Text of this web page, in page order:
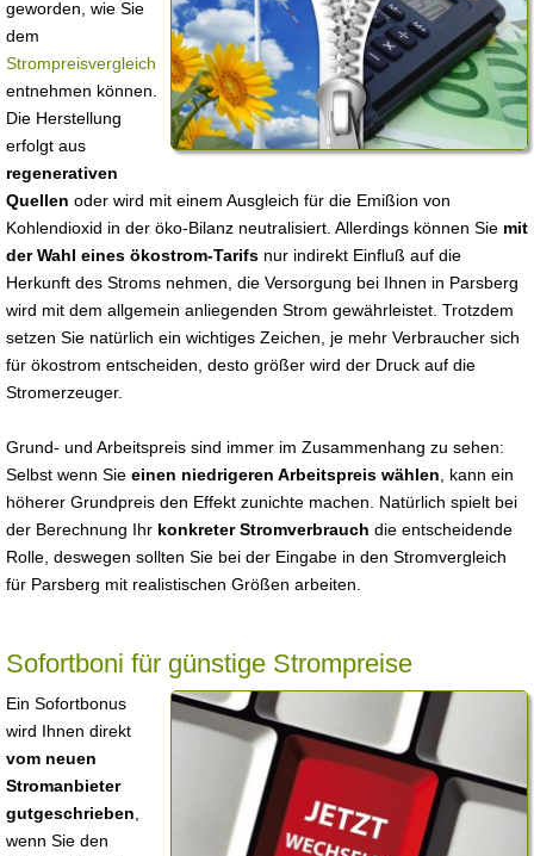
geworden, wie Sie
dem
Strompreisvergleich
entnehmen können.
Die Herstellung
erfolgt aus
regenerativen
Quellen oder wird mit einem Ausgleich für die Emißion von
Kohlendioxid in der öko-Bilanz neutralisiert. Allerdings können Sie mit
der Wahl eines ökostrom-Tarifs nur indirekt Einfluß auf die
Herkunft des Stroms nehmen, die Versorgung bei Ihnen in Parsberg
wird mit dem allgemein anliegenden Strom gewährleistet. Trotzdem
setzen Sie natürlich ein wichtiges Zeichen, je mehr Verbraucher sich
für ökostrom entscheiden, desto größer wird der Druck auf die
Stromerzeuger.
Grund- und Arbeitspreis sind immer im Zusammenhang zu sehen:
Selbst wenn Sie einen niedrigeren Arbeitspreis wählen , kann ein
höherer Grundpreis den Effekt zunichte machen. Natürlich spielt bei
der Berechnung Ihr konkreter Stromverbrauch die entscheidende
Rolle, deswegen sollten Sie bei der Eingabe in den Stromvergleich
für Parsberg mit realistischen Größen arbeiten.
Sofortboni für günstige Strompreise
Ein Sofortbonus
wird Ihnen direkt
vom neuen
Stromanbieter
gutgeschrieben
wenn Sie den